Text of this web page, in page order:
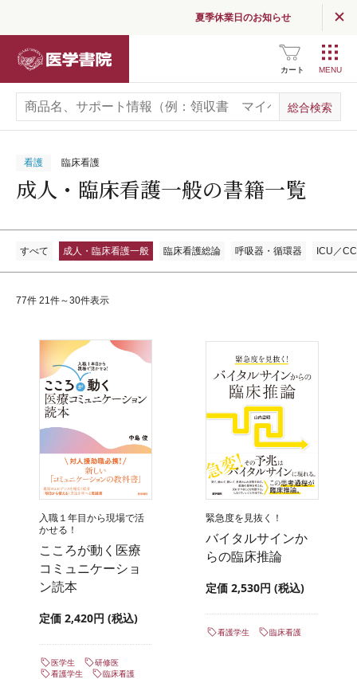
夏季休業日のお知らせ
カート
看護 臨床看護
成人・臨床看護一般の書籍一覧
すべて 成人・臨床看護一般 臨床看護総論 呼吸器・循環器 ICU／
77件 21件～30件表示
入職１年目から現場で活
かせる！
こころが動く医療
コミュニケーショ
ン読本
定価 2,420円 (税込)
医学生
研修医
看護学生
臨床看護
緊急度を見抜く！
バイタルサインか
らの臨床推論
定価 2,530円 (税込)
看護学生 臨床看護